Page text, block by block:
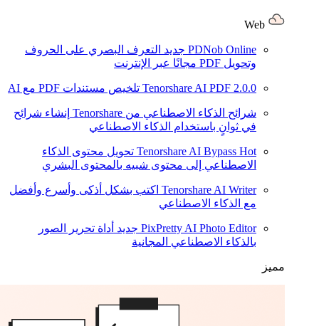
PDNob Online جديد التعرف البصري على الحروف
وتحويل PDF مجانًا عبر الإنترنت
Tenorshare AI PDF 2.0.0 تلخيص مستندات PDF مع AI
شرائح الذكاء الاصطناعي من Tenorshare
إنشاء شرائح
في ثوانٍ باستخدام الذكاء الاصطناعي
Tenorshare AI Bypass Hot
تحويل محتوى الذكاء
الاصطناعي إلى محتوى شبيه بالمحتوى البشري
Tenorshare AI Writer اكتب بشكل أذكى وأسرع وأفضل
مع الذكاء الاصطناعي
PixPretty AI Photo Editor جديد أداة تحرير الصور
بالذكاء الاصطناعي المجانية
مميز